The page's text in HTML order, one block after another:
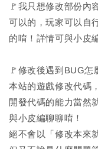
🚩我只想修改部份內
可以的，玩家可以自
的唷！詳情可與小皮
🚩修改後遇到BUG怎
本站的遊戲修改代碼
開發代碼的能力當然
與小皮編聊聊唷！
絕不會以「修改本來